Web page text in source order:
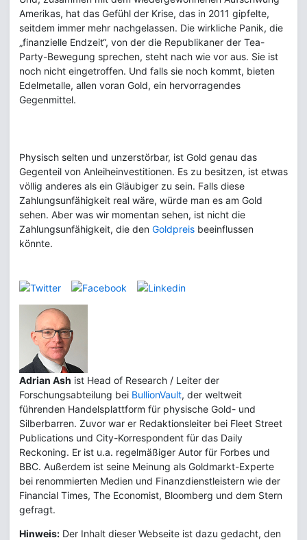
Amerikas, hat das Gefühl der Krise, das in 2011 gipfelte,
seitdem immer mehr nachgelassen. Die wirkliche Panik, die
„finanzielle Endzeit“, von der die Republikaner der Tea-
Party-Bewegung sprechen, steht nach wie vor aus. Sie ist
noch nicht eingetroffen. Und falls sie noch kommt, bieten
Edelmetalle, allen voran Gold, ein hervorragendes
Gegenmittel.
Physisch selten und unzerstörbar, ist Gold genau das
Gegenteil von Anleiheinvestitionen. Es zu besitzen, ist etwas
völlig anderes als ein Gläubiger zu sein. Falls diese
Zahlungsunfähigkeit real wäre, würde man es am Gold
sehen. Aber was wir momentan sehen, ist nicht die
Zahlungsunfähigkeit, die den Goldpreis beeinflussen
könnte.
Adrian Ash ist Head of Research / Leiter der
Forschungsabteilung bei BullionVault, der weltweit
führenden Handelsplattform für physische Gold- und
Silberbarren. Zuvor war er Redaktionsleiter bei Fleet Street
Publications und City-Korrespondent für das Daily
Reckoning. Er ist u.a. regelmäßiger Autor für Forbes und
BBC. Außerdem ist seine Meinung als Goldmarkt-Experte
bei renommierten Medien und Finanzdienstleistern wie der
Financial Times, The Economist, Bloomberg und dem Stern
gefragt.
Hinweis: Der Inhalt dieser Webseite ist dazu gedacht, den